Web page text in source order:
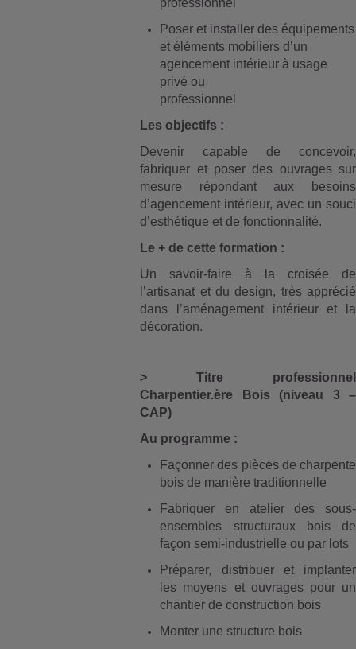
Poser et installer des équipements
et éléments mobiliers d’un
agencement intérieur à usage
privé ou
professionnel
Les objectifs :
Devenir capable de concevoir,
fabriquer et poser des ouvrages sur
mesure répondant aux besoins
d’agencement intérieur, avec un souci
d’esthétique et de fonctionnalité.
Le + de cette formation :
Un savoir-faire à la croisée de
l’artisanat et du design, très apprécié
dans l’aménagement intérieur et la
décoration.
> Titre professionnel
Charpentier.ère Bois (niveau 3 –
CAP)
Au programme :
Façonner des pièces de charpente
bois de manière traditionnelle
Fabriquer en atelier des sous-
ensembles structuraux bois de
façon semi-industrielle ou par lots
Préparer, distribuer et implanter
les moyens et ouvrages pour un
chantier de construction bois
Monter une structure bois